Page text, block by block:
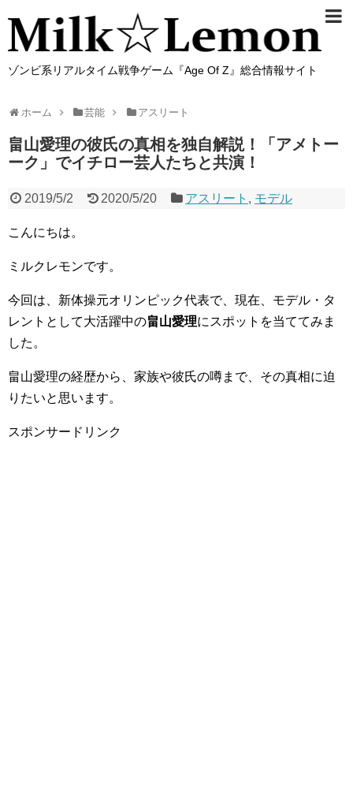
ゾンビ系リアルタイム戦争ゲーム『Age Of Z』総合情報サイト
ホーム 芸能 アスリート
畠山愛理の彼氏の真相を独自解説！「アメトー
ーク」でイチロー芸人たちと共演！
2019/5/2 2020/5/20 アスリート , モデル
こんにちは。
ミルクレモンです。
今回は、新体操元オリンピック代表で、現在、モデル・タ
レントとして大活躍中の畠山愛理にスポットを当ててみま
した。
畠山愛理の経歴から、家族や彼氏の噂まで、その真相に迫
りたいと思います。
スポンサードリンク